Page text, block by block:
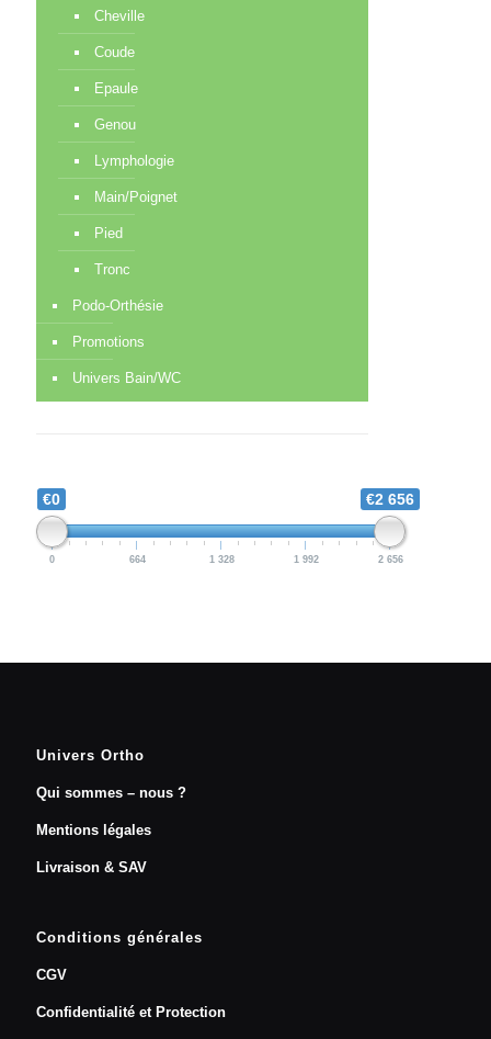
Cheville
Coude
Epaule
Genou
Lymphologie
Main/Poignet
Pied
Tronc
Podo-Orthésie
Promotions
Univers Bain/WC
€0 €2 656
0 664 1 328 1 992 2 656
Univers Ortho
Qui sommes – nous ?
Mentions légales
Livraison & SAV
Conditions générales
CGV
Confidentialité et Protection